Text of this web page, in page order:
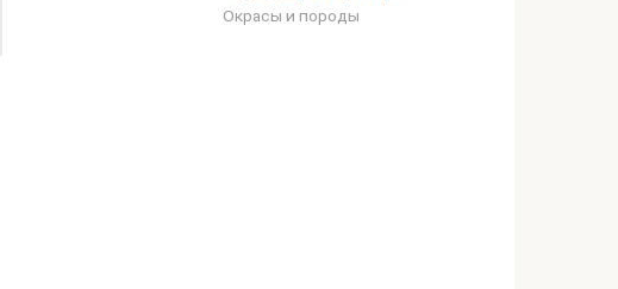
Окрасы и породы